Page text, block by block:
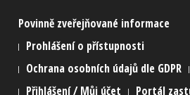
Povinně zveřejňované informace
Prohlášení o přístupnosti
Ochrana osobních údajů dle GDPR
Přihlášení / Můj účet
Portál